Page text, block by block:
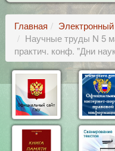
Главная
Электронный
Научные труды N 5
практич. конф. "Дни